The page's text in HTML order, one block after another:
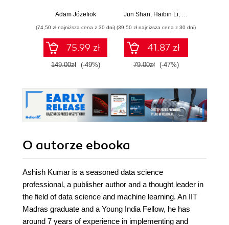
Adam Józefiok
(74,50 zł najniższa cena z 30 dni)
75.99 zł
149.00zł (-49%)
wartościowe
zaawansowany
SQL na potrzeby
praktycznych
zastosowań.
Wydanie IV
Jun Shan, Haibin Li, Matt Goldwasser
(39,50 zł najniższa cena z 30 dni)
41.87 zł
79.00zł (-47%)
O autorze ebooka
Ashish Kumar is a seasoned data science
professional, a publisher author and a thought leader in
the field of data science and machine learning. An IIT
Madras graduate and a Young India Fellow, he has
around 7 years of experience in implementing and